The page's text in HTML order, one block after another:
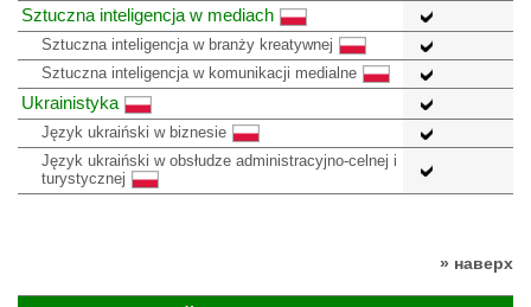
Sztuczna inteligencja w mediach
Sztuczna inteligencja w branży kreatywnej
Sztuczna inteligencja w komunikacji medialne
Ukrainistyka
Język ukraiński w biznesie
Język ukraiński w obsłudze administracyjno-celnej i
turystycznej
» наверх